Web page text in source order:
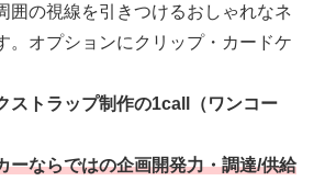
囲の視線を引きつけるおしゃれなネ
。オプションにクリップ・カードケ
ストラップ制作の1call（ワンコー
ーならではの企画開発力・調達/供給